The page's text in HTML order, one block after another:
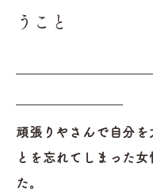
うこと​
頑張りやさんで自分を
とを忘れてしまった女
た。